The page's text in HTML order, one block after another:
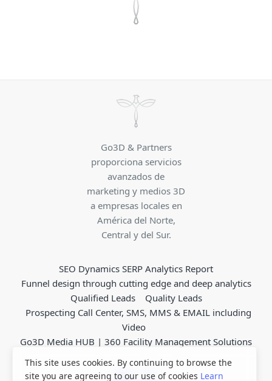
Go3D & Partners
proporciona servicios
avanzados de
marketing y medios 3D
a empresas locales en
América del Norte,
Central y del Sur.
SEO Dynamics SERP Analytics Report
Funnel design through cutting edge and deep analytics
Qualified Leads
Quality Leads
Prospecting Call Center, SMS, MMS & EMAIL including
Video
Go3D Media HUB | 360 Facility Management Solutions
This site uses cookies. By continuing to browse the
site you are agreeing to our use of cookies Learn